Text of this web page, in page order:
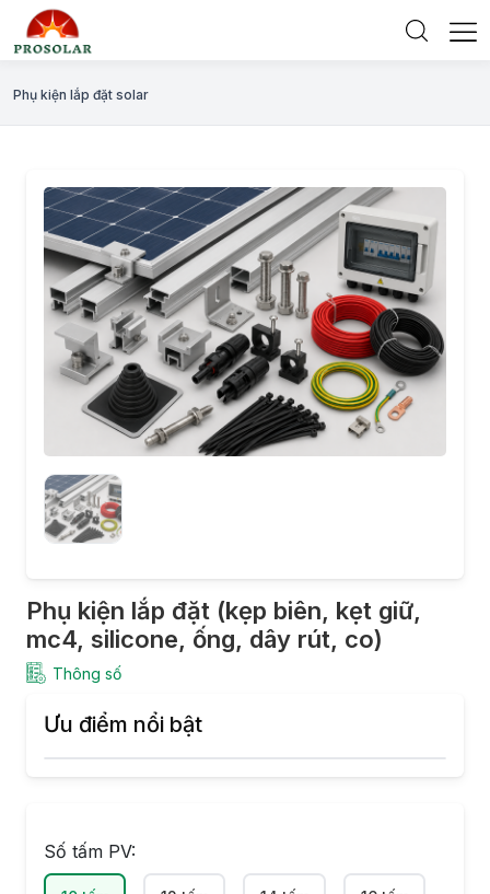
Phụ kiện lắp đặt solar
Phụ kiện lắp đặt (kẹp biên, kẹt giữ,
mc4, silicone, ống, dây rút, co)
Thông số
Ưu điểm nổi bật
Số tấm PV: